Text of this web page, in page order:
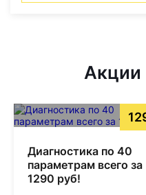
Акции
Диагностика по 40
параметрам всего за
1290 руб!